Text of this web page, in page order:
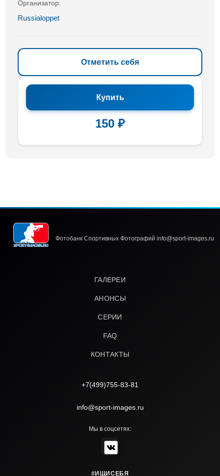
Организатор:
Russialoppet
Отметить себя
Купить
150 ₽
Фотобанк Спортивных Фотографий info@sport-images.ru
ГАЛЕРЕИ
АНОНСЫ
СЕРИИ
FAQ
КОНТАКТЫ
+7(499)755-83-81
info@sport-images.ru
Мы в соцсетях:
#ИЩИСЕБЯ